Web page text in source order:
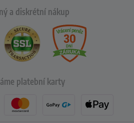
a diskrétní nákup
platební karty